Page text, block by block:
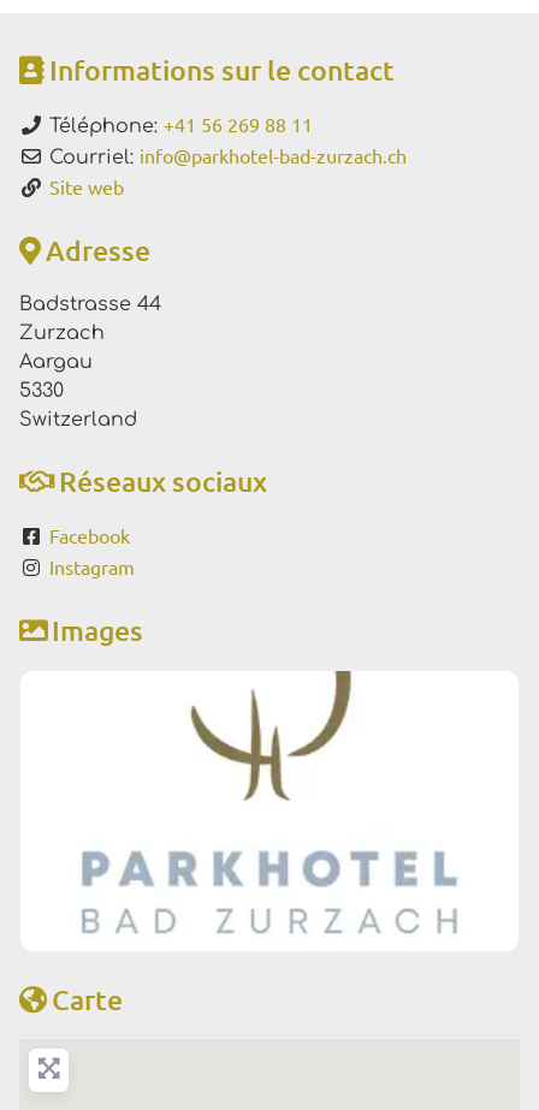
Informations sur le contact
Téléphone: +41 56 269 88 11
Courriel: info@parkhotel-bad-zurzach.ch
Site web
Adresse
Badstrasse 44
Zurzach
Aargau
5330
Switzerland
Réseaux sociaux
Facebook
Instagram
Images
Carte